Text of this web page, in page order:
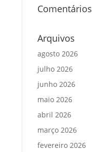
Comentários
Arquivos
agosto 2026
julho 2026
junho 2026
maio 2026
abril 2026
março 2026
fevereiro 2026